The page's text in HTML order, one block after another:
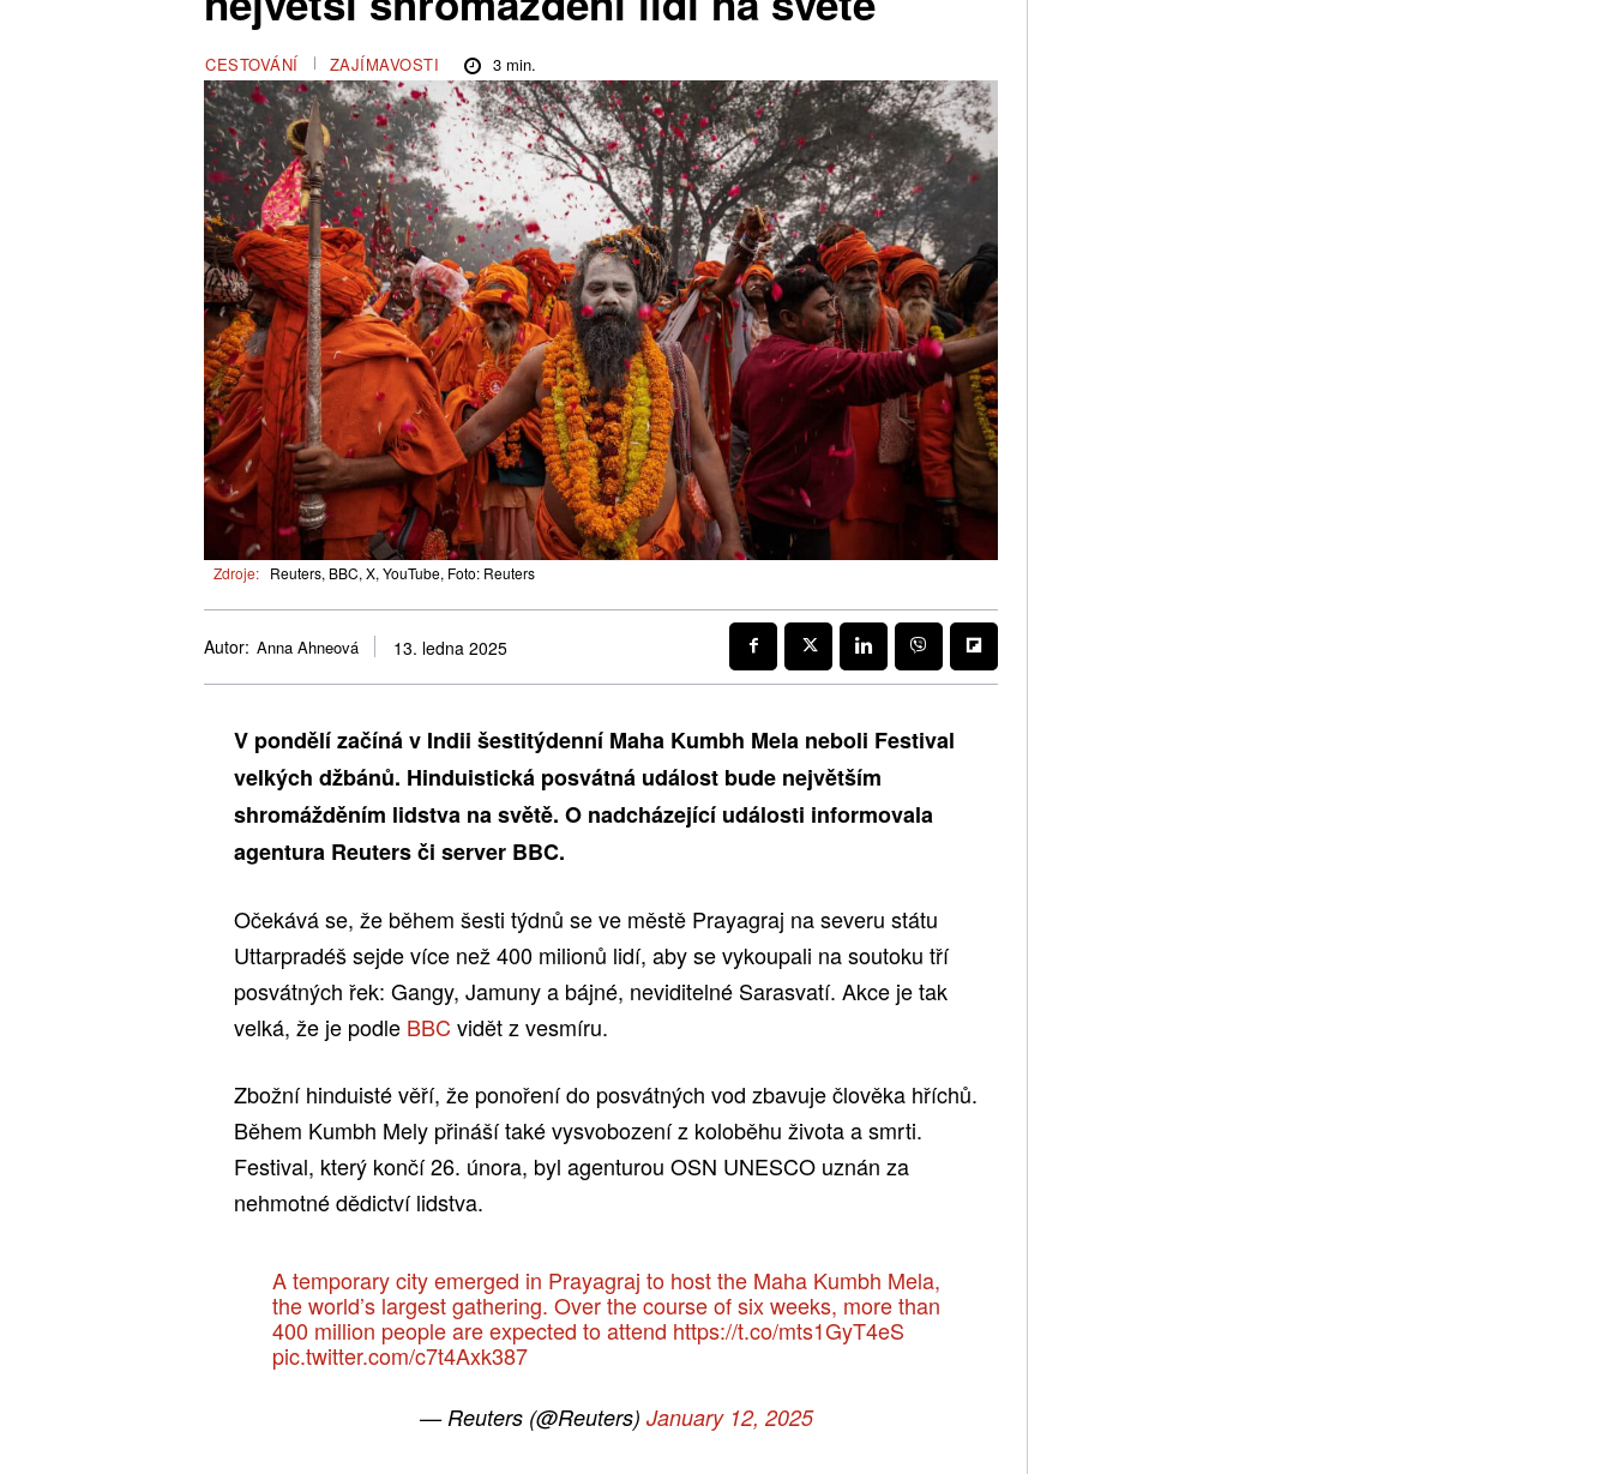
CESTOVÁNÍ ZAJÍMAVOSTI 3 min.
Zdroje: Reuters, BBC, X, YouTube, Foto: Reuters
Autor: Anna Ahneová 13. ledna 2025
V pondělí začíná v Indii šestitýdenní Maha Kumbh Mela neboli Festival
velkých džbánů. Hinduistická posvátná událost bude největším
shromážděním lidstva na světě. O nadcházející události informovala
agentura Reuters či server BBC.
Očekává se, že během šesti týdnů se ve městě Prayagraj na severu státu
Uttarpradéš sejde více než 400 milionů lidí, aby se vykoupali na soutoku tří
posvátných řek: Gangy, Jamuny a bájné, neviditelné Sarasvatí. Akce je tak
velká, že je podle BBC vidět z vesmíru.
Zbožní hinduisté věří, že ponoření do posvátných vod zbavuje člověka hříchů.
Během Kumbh Mely přináší také vysvobození z koloběhu života a smrti.
Festival, který končí 26. února, byl agenturou OSN UNESCO uznán za
nehmotné dědictví lidstva.
A temporary city emerged in Prayagraj to host the Maha Kumbh Mela,
the world’s largest gathering. Over the course of six weeks, more than
400 million people are expected to attend https://t.co/mts1GyT4eS
pic.twitter.com/c7t4Axk387
— Reuters (@Reuters) January 12, 2025